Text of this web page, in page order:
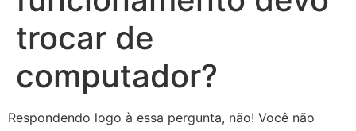
trocar de
computador?
Respondendo logo à essa pergunta, não! Você não